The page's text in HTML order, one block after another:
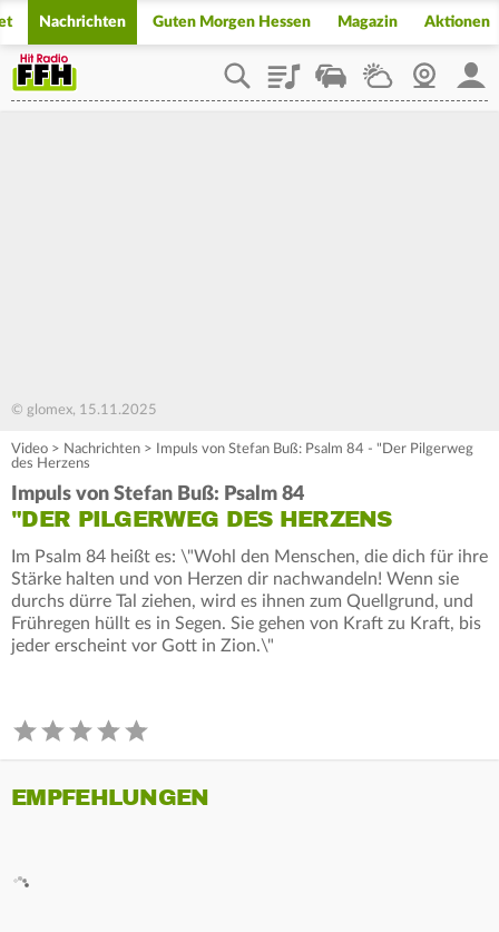
Nachrichten Guten Morgen Hessen Magazin Aktionen
PlaylistStaupilotWetterWebcam
© glomex, 15.11.2025
Video > Nachrichten >
Impuls von Stefan Buß: Psalm 84 - "Der Pilgerweg
des Herzens
Impuls von Stefan Buß: Psalm 84
"DER PILGERWEG DES HERZENS
Im Psalm 84 heißt es: \"Wohl den Menschen, die dich für ihre
Stärke halten und von Herzen dir nachwandeln! Wenn sie
durchs dürre Tal ziehen, wird es ihnen zum Quellgrund, und
Frühregen hüllt es in Segen. Sie gehen von Kraft zu Kraft, bis
jeder erscheint vor Gott in Zion.\"
EMPFEHLUNGEN